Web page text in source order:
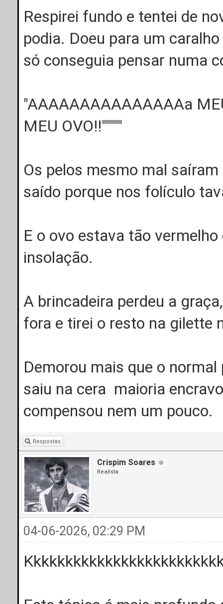
Respirei fundo e tentei de
podia. Doeu para um
só conseguia pensar numa
"AAAAAAAAAAAAAAAa
MEU OVO!!"""""
Os pelos mesmo mal
saído porque nos folículo
E o ovo estava tão
insolação.
A brincadeira perdeu a
fora e tirei o resto na gilette
Demorou mais que o
saiu na cera maioria
compensou nem um pouco.
Respostas
Crispim Soares
Realista
04-06-2026, 02:29 PM